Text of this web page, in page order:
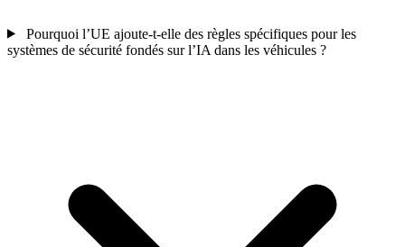
Pourquoi l’UE ajoute-t-elle des règles spécifiques pour les
systèmes de sécurité fondés sur l’IA dans les véhicules ?